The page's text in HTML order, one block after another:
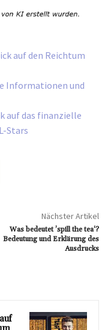
auf den Reichtum
Informationen und
auf das finanzielle
Stars
Nächster Artikel
Was bedeutet ’spill the tea‘?
Bedeutung und Erklärung des
Ausdrucks